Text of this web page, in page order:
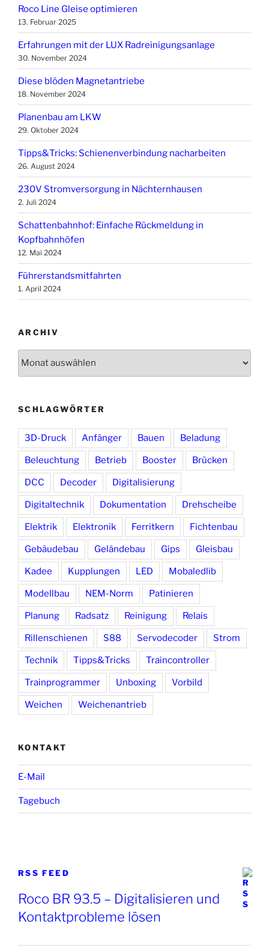
Roco Line Gleise optimieren
13. Februar 2025
Erfahrungen mit der LUX Radreinigungsanlage
30. November 2024
Diese blöden Magnetantriebe
18. November 2024
Planenbau am LKW
29. Oktober 2024
Tipps&Tricks: Schienenverbindung nacharbeiten
26. August 2024
230V Stromversorgung in Nächternhausen
2. Juli 2024
Schattenbahnhof: Einfache Rückmeldung in
Kopfbahnhöfen
12. Mai 2024
Führerstandsmitfahrten
1. April 2024
ARCHIV
SCHLAGWÖRTER
3D-Druck Anfänger Bauen Beladung
Beleuchtung Betrieb Booster Brücken
DCC Decoder Digitalisierung
Digitaltechnik Dokumentation Drehscheibe
Elektrik Elektronik Ferritkern Fichtenbau
Gebäudebau Geländebau Gips Gleisbau
Kadee Kupplungen LED Mobaledlib
Modellbau NEM-Norm Patinieren
Planung Radsatz Reinigung Relais
Rillenschienen S88 Servodecoder Strom
Technik Tipps&Tricks Traincontroller
Trainprogrammer Unboxing Vorbild
Weichen Weichenantrieb
KONTAKT
E-Mail
Tagebuch
RSS FEED
Roco BR 93.5 – Digitalisieren und
Kontaktprobleme lösen